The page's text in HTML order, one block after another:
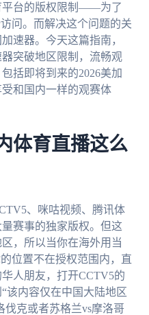
平台的版权限制——为了
问。而解决这个问题的关
速器。今天这篇指南，
突破地区限制，流畅观
括即将到来的2026美加
和国内一样的观赛体
体育直播这么
、咪咕视频、腾讯体
赛事的独家版权。但这
，所以当你在海外用当
位置不在授权范围内，直
人朋友，打开CCTV5的
该内容仅在中国大陆地区
伐克或者苏格兰vs摩洛哥